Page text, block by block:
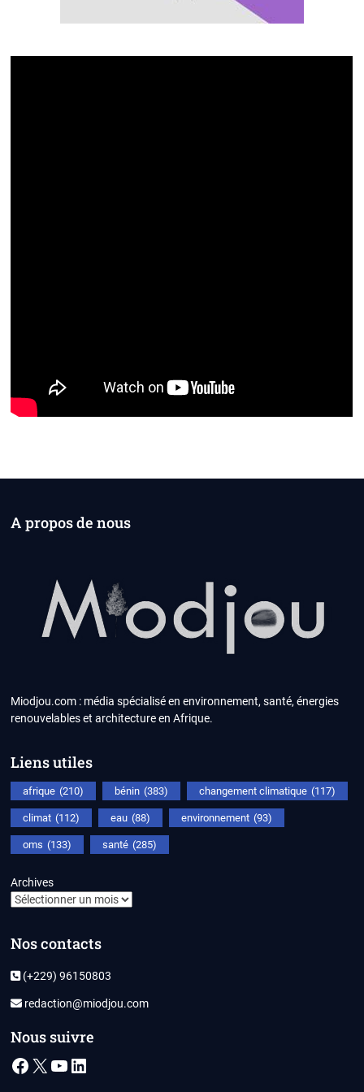
A propos de nous
Miodjou.com : média spécialisé en environnement, santé, énergies
renouvelables et architecture en Afrique.
Liens utiles
afrique (210) bénin (383) changement climatique (117)
climat (112) eau (88) environnement (93)
oms (133) santé (285)
Archives
Nos contacts
(+229) 96150803
redaction@miodjou.com
Nous suivre
Facebook
X YouTube
LinkedIn